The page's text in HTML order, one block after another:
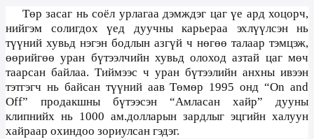
Төр засаг нь соёл урлагаа дэмждэг цаг үе ард хоцорч,
нийгэм солигдох үед дуучны карьераа эхлүүлсэн нь
түүний хувьд нэгэн бодлын азгүй ч нөгөө талаар тэмцэж,
өөрийгөө уран бүтээлчийн хувьд олоход азтай цаг мөч
таарсан байлаа. Тиймээс ч уран бүтээлийн анхны ивээн
тэтгэгч нь байсан түүний аав Төмөр 1995 онд “On and
Off” продакшны бүтээсэн “Амласан хайр” дууны
клипнийх нь 1000 ам.долларын зардлыг эцгийн халуун
хайраар охиндоо зориулсан гэдэг.